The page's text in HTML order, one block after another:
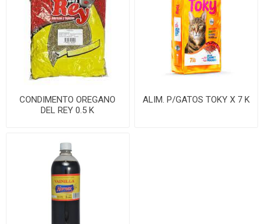
CONDIMENTO OREGANO
DEL REY 0.5 K
ALIM. P/GATOS TOKY X 7 K